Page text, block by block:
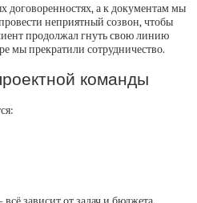
договоренностях, а к документам мы
неприятный созвон, чтобы
продолжал гнуть свою линию
мы прекратили сотрудничество.
команды